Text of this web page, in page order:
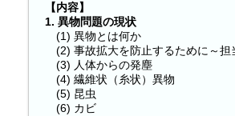
【内容】
1. 異物問題の現状
(1) 異物とは何か
(2) 事故拡大を防止するために～担
(3) 人体からの発塵
(4) 繊維状（糸状）異物
(5) 昆虫
(6) カビ